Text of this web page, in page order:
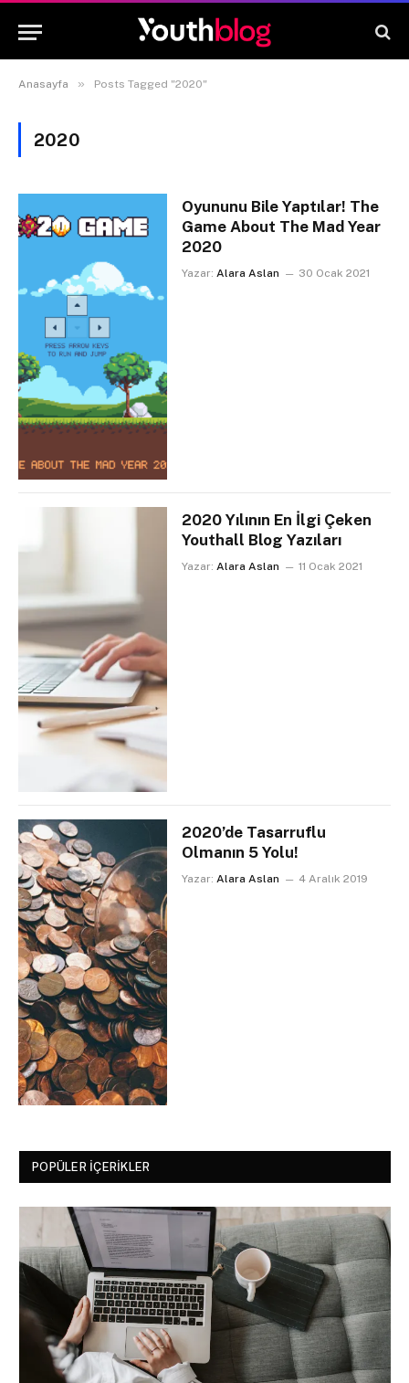
Anasayfa » Posts Tagged "2020"
2020
Oyununu Bile Yaptılar! The
Game About The Mad Year
2020
Yazar: Alara Aslan 30 Ocak 2021
2020 Yılının En İlgi Çeken
Youthall Blog Yazıları
Yazar: Alara Aslan 11 Ocak 2021
2020’de Tasarruflu
Olmanın 5 Yolu!
Yazar: Alara Aslan 4 Aralık 2019
POPÜLER İÇERIKLER